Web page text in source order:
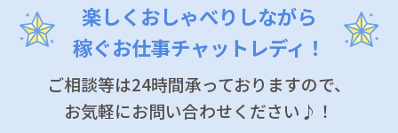
楽しくおしゃべりしながら
稼ぐお仕事チャットレディ！
ご相談等は24時間承っておりますので、
お気軽にお問い合わせください♪！